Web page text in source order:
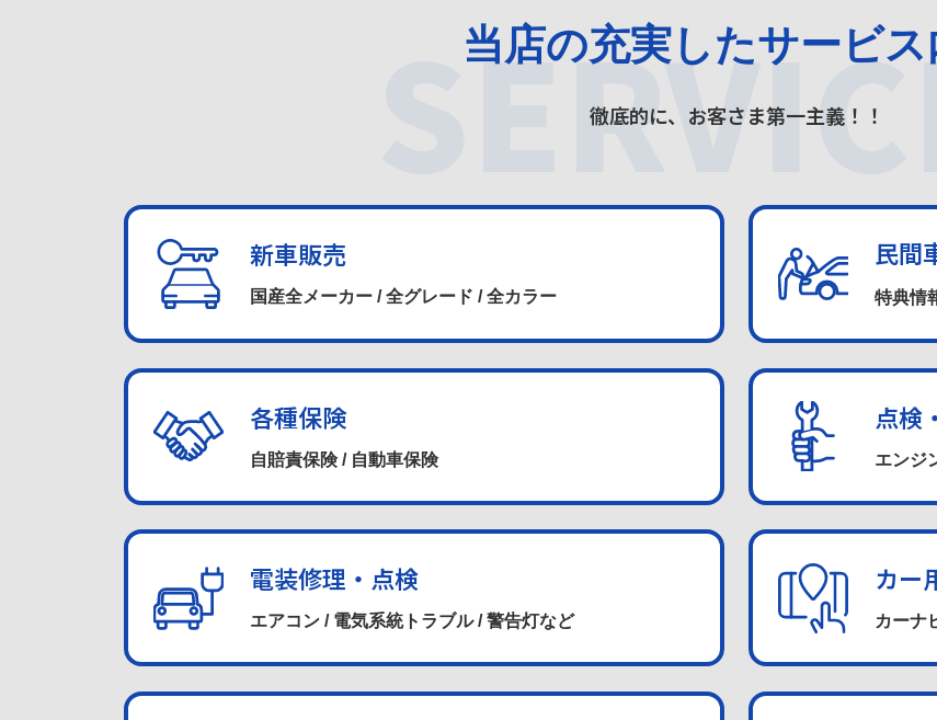
当店の充実したサービス
徹底的に、お客さま第一主義！！
新車販売
国産全メーカー / 全グレード /全カラー
民間
特典情
各種保険
自賠責保険 / 自動車保険
点検
エンジ
電装修理・点検
エアコン / 電気系統トラブル / 警告灯など
カー
カーナ